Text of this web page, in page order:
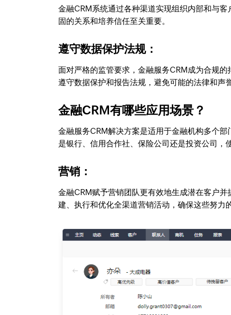
金融CRM系统通过各种渠道实现组织内部和与
固的关系和培养信任至关重要。
遵守数据保护法规：
面对严格的监管要求，金融服务CRM成为合规
遵守数据保护和报告法规，避免可能的法律和声
金融CRM有哪些应用场景？
金融服务CRM解决方案是适用于金融机构多个
是银行、信用合作社、保险公司还是投资公司，
营销：
金融CRM赋予营销团队更有效地生成潜在客户
建、执行和优化全渠道营销活动，确保这些努力